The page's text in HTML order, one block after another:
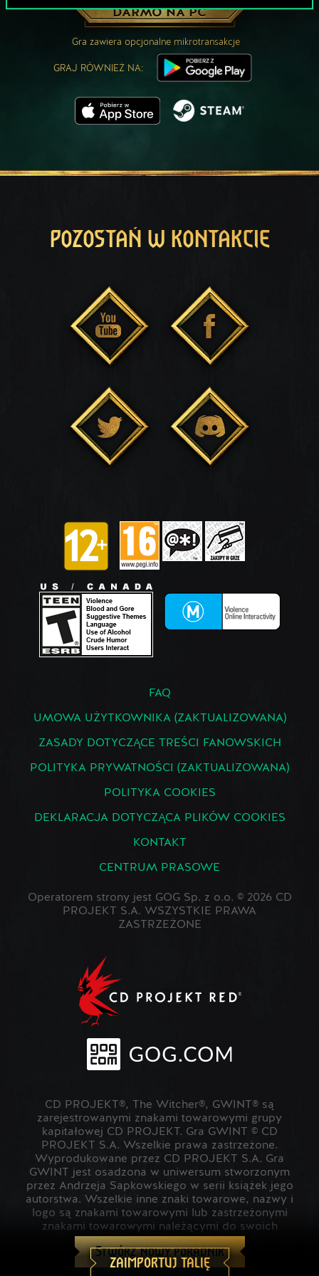
Stwórz nowy poradnik
ZAIMPORTUJ TALIĘ
DARMO NA PC
Gra zawiera opcjonalne mikrotransakcje
GRAJ RÓWNIEŻ NA:
POZOSTAŃ W KONTAKCIE
FAQ
UMOWA UŻYTKOWNIKA (ZAKTUALIZOWANA)
ZASADY DOTYCZĄCE TREŚCI FANOWSKICH
POLITYKA PRYWATNOŚCI (ZAKTUALIZOWANA)
POLITYKA COOKIES
DEKLARACJA DOTYCZĄCA PLIKÓW COOKIES
KONTAKT
CENTRUM PRASOWE
Operatorem strony jest GOG Sp. z o.o. © 2026 CD
PROJEKT S.A. WSZYSTKIE PRAWA
ZASTRZEŻONE
CD PROJEKT®, The Witcher®, GWINT® są
zarejestrowanymi znakami towarowymi grupy
kapitałowej CD PROJEKT. Gra GWINT © CD
PROJEKT S.A. Wszelkie prawa zastrzeżone.
Wyprodukowane przez CD PROJEKT S.A. Gra
GWINT jest osadzona w uniwersum stworzonym
przez Andrzeja Sapkowskiego w serii książek jego
autorstwa. Wszelkie inne znaki towarowe, nazwy i
logo są znakami towarowymi lub zastrzeżonymi
znakami towarowymi należącymi do swoich
prawowitych właścicieli.